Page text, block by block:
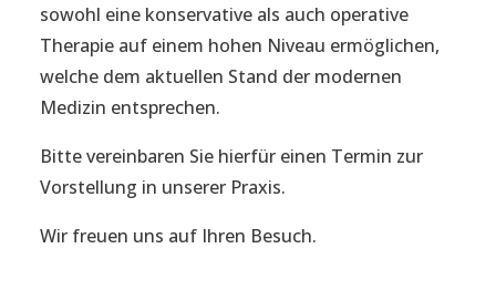
sowohl eine konservative als auch operative
Therapie auf einem hohen Niveau ermöglichen,
welche dem aktuellen Stand der modernen
Medizin entsprechen.
Bitte vereinbaren Sie hierfür einen Termin zur
Vorstellung in unserer Praxis.
Wir freuen uns auf Ihren Besuch.